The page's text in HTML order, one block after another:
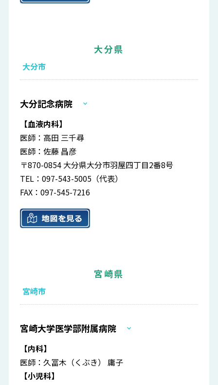
大分県
大分市
大分記念病院
【血液内科】
医師：高田 三千尋
医師：佐藤 昌彦
〒870-0854 大分県大分市羽屋四丁目2番8号
TEL：097-543-5005（代表）
FAX：097-545-7216
宮崎県
宮崎市
宮崎大学医学部附属病院
【内科】
医師：久冨木（くぶき） 庸子
【小児科】